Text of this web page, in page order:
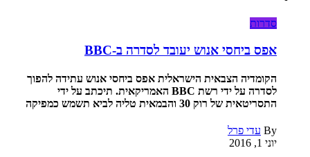
סדרות
אפס ביחסי אנוש יעובד לסדרה ב-BBC
הקומדיה הצבאית הישראלית אפס ביחסי אנוש עתידה להפוך
לסדרה על ידי רשת BBC האמריקאית. תיכתב על ידי
התסריטאית של רוק 30 והבמאית טליה לביא תשמש כמפיקה
By עדי פרל
יוני 1, 2016